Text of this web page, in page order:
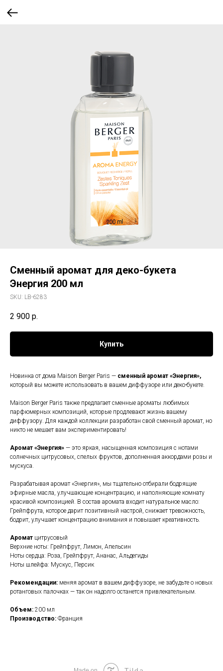
Сменный аромат для деко-букета
Энергия 200 мл
SKU: LB-6283
2 900 р.
Купить
Новинка от дома Maison Berger Paris — сменный аромат «Энергия»,
который вы можете использовать в вашем диффузоре или деко-букете.
Maison Berger Paris также предлагает сменные ароматы любимых
парфюмерных композиций, которые продлевают жизнь вашему
диффузору. Для каждой коллекции разработан свой сменный аромат, но
никто не мешает вам экспериментировать!
Аромат «Энергия» — это яркая, насыщенная композиция с нотами
солнечных цитрусовых, спелых фруктов, дополненная аккордами розы и
мускуса.
Разрабатывая аромат «Энергия», мы тщательно отбирали бодрящие
эфирные масла, улучшающие концентрацию, и наполняющие комнату
красивой композицией. В состав аромата входит натуральное масло:
Грейпфрута, которое дарит позитивный настрой, снижает тревожность,
бодрит, улучшает концентрацию внимания и повышает креативность.
Аромат цитрусовый
Верхние ноты: Грейпфрут, Лимон, Апельсин
Ноты сердца: Роза, Грейпфрут, Ананас, Альдегиды
Ноты шлейфа: Мускус, Персик
Рекомендации: меняя аромат в вашем диффузоре, не забудьте о новых
ротанговых палочках — так он надолго останется привлекательным.
Объем: 200 мл
Производство: Франция